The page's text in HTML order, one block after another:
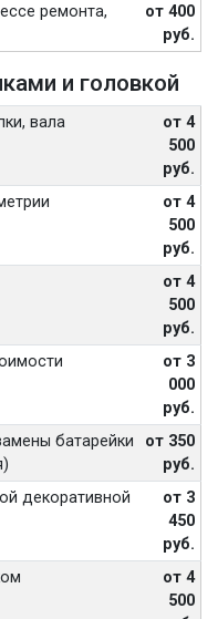
ремонта,
от 400
руб.
и головкой
вала
от 4
500
руб.
от 4
500
руб.
от 4
500
руб.
от 3
000
руб.
батарейки
от 350
руб.
декоративной
от 3
450
руб.
от 4
500